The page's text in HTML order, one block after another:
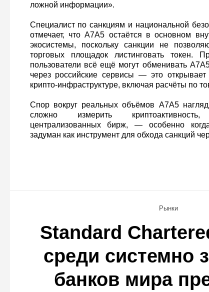
ложной информации».
Специалист по санкциям и национальной
отмечает, что A7A5 остаётся в основном
экосистемы, поскольку санкции не
торговых площадок листинговать токен.
пользователи всё ещё могут обменивать
через российские сервисы — это
крипто-инфраструктуре, включая расчёты по
Спор вокруг реальных объёмов A7A5
сложно измерить
централизованных бирж, — особенно
задуман как инструмент для обхода санкций
Рынки
Standard
среди системно
банков мира